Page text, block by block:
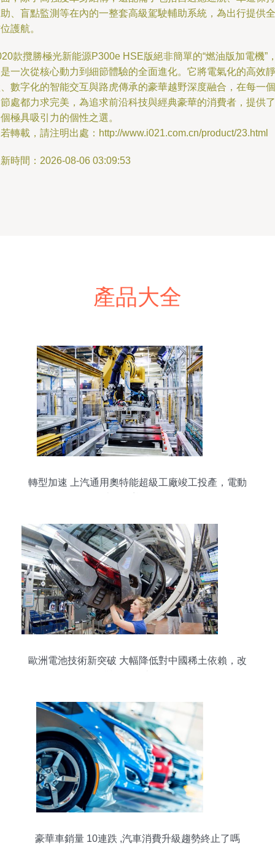
、盲點監測等在內的一整套高級駕駛輔助系統，為出行提供全
護航。
款攬勝極光新能源P300e HSE版絕非簡單的“燃油版加電機”
一次從核心動力到細節體驗的全面進化。它將電氣化的高效靜
數字化的智能交互與路虎傳承的豪華越野深度融合，在每一個
處都力求完美，為追求前沿科技與經典豪華的消費者，提供了
極具吸引力的個性之選。
轉載，請注明出處：http://www.i021.com.cn/product/23.html
時間：2026-08-06 03:09:53
產品大全
轉型加速 上汽通用奧特能超級工廠竣工投產，電動
歐洲電池技術新突破 大幅降低對中國稀土依賴，改
豪華車銷量 10連跌 ,汽車消費升級趨勢終止了嗎